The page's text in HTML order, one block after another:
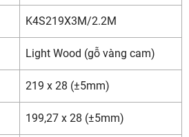
K4S219X3M/2.2M
Light Wood (gỗ vàng cam)
219 x 28 (±5mm)
199,27 x 28 (±5mm)